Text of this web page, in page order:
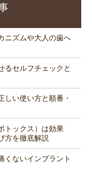
ニズムや大人の歯へ
るセルフチェックと
しい使い方と順番・
トックス）は効果
方を徹底解説
くないインプラント